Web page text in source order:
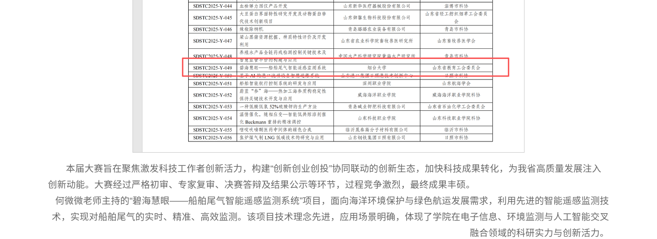
本届大赛旨在聚焦激发科技工作者创新活力，构建“创新创业创投”协同联动的创新生态，加快科技成果转化，为我省高质量发展注入
创新动能。大赛经过严格初审、专家复审、决赛答辩及结果公示等环节，过程竞争激烈，最终成果丰硕。
何微微老师主持的“碧海慧眼——船舶尾气智能遥感监测系统”项目，面向海洋环境保护与绿色航运发展需求，利用先进的智能遥感监测技
术，实现对船舶尾气的实时、精准、高效监测。该项目技术理念先进，应用场景明确，体现了学院在电子信息、环境监测与人工智能交叉
融合领域的科研实力与创新活力。